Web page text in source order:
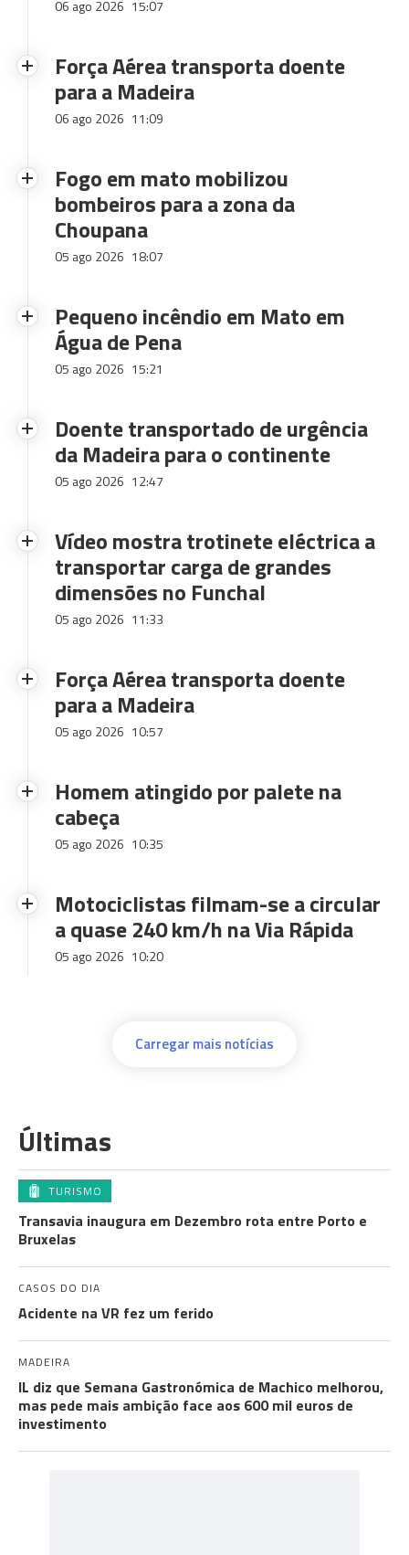
06 ago 2026 15:07
Força Aérea transporta doente
para a Madeira
06 ago 2026 11:09
Fogo em mato mobilizou
bombeiros para a zona da
Choupana
05 ago 2026 18:07
Pequeno incêndio em Mato em
Água de Pena
05 ago 2026 15:21
Doente transportado de urgência
da Madeira para o continente
05 ago 2026 12:47
Vídeo mostra trotinete eléctrica a
transportar carga de grandes
dimensões no Funchal
05 ago 2026 11:33
Força Aérea transporta doente
para a Madeira
05 ago 2026 10:57
Homem atingido por palete na
cabeça
05 ago 2026 10:35
Motociclistas filmam-se a circular
a quase 240 km/h na Via Rápida
05 ago 2026 10:20
Carregar mais notícias
Últimas
TURISMO
Transavia inaugura em Dezembro rota entre Porto e
Bruxelas
CASOS DO DIA
Acidente na VR fez um ferido
MADEIRA
IL diz que Semana Gastronómica de Machico melhorou,
mas pede mais ambição face aos 600 mil euros de
investimento